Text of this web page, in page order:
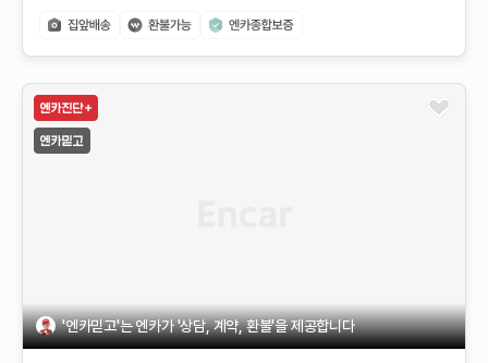
'엔카믿고'는 엔카가 '상담, 계약, 환불'을 제공합니다